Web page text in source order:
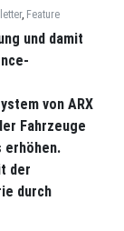
, Feature
und damit
von ARX
Fahrzeuge
erhöhen.
der
durch